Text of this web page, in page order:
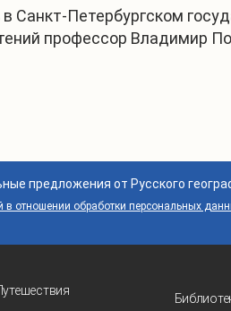
Петербургском
профессор Владимир
предложения от Русского
в отношении обработки персональных